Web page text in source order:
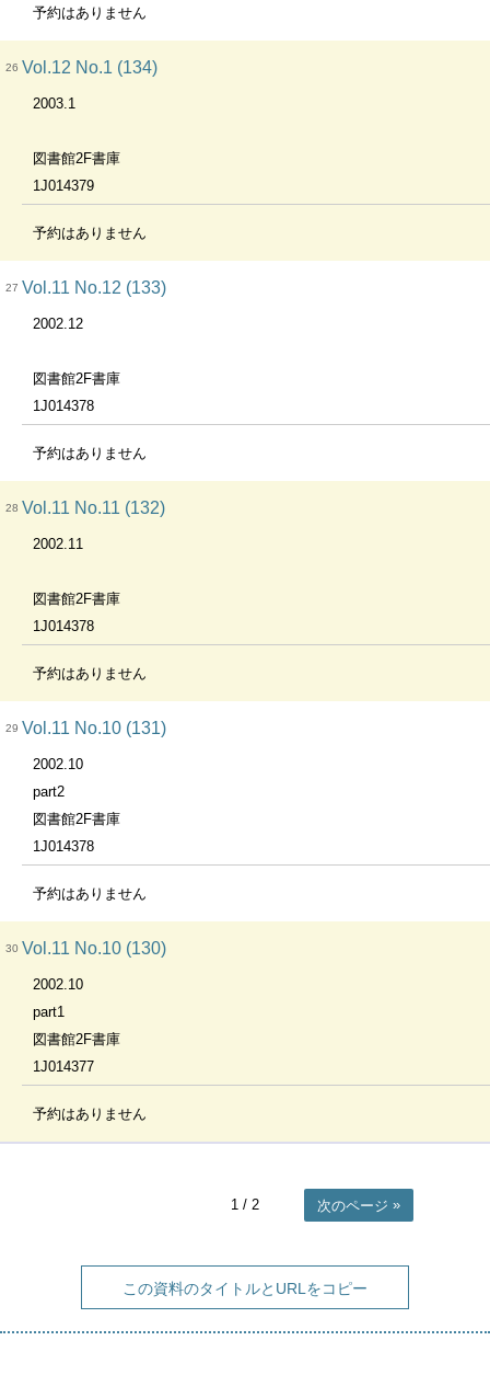
予約はありません
26 Vol.12 No.1 (134)
2003.1
図書館2F書庫
1J014379
予約はありません
27 Vol.11 No.12 (133)
2002.12
図書館2F書庫
1J014378
予約はありません
28 Vol.11 No.11 (132)
2002.11
図書館2F書庫
1J014378
予約はありません
29 Vol.11 No.10 (131)
2002.10
part2
図書館2F書庫
1J014378
予約はありません
30 Vol.11 No.10 (130)
2002.10
part1
図書館2F書庫
1J014377
予約はありません
1 / 2 次のページ
この資料のタイトルとURLをコピー